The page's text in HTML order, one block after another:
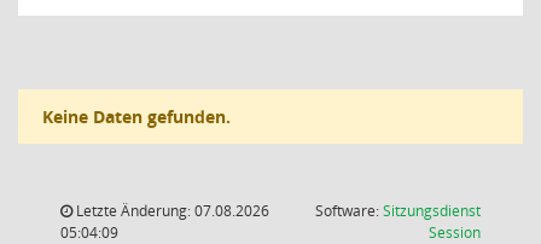
Keine Daten gefunden.
Letzte Änderung: 07.08.2026
05:04:09
Software:Sitzungsdienst
Session(Wird in